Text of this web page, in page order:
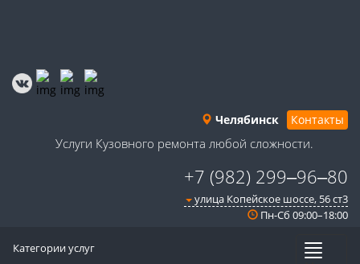
Челябинск Контакты
Услуги Кузовного ремонта любой сложности.
+7 (982) 299‒96‒80
улица Копейское шоссе, 56 ст3​
Пн-Сб 09:00–18:00
Категории услуг